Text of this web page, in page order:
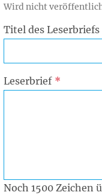
Wird nicht
Titel des Leserbriefs
Leserbrief
Noch 1500 Zeichen